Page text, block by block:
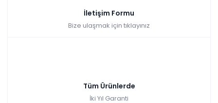
İletişim Formu
Bize ulaşmak için tıklayınız
Tüm Ürünlerde
İki Yıl Garanti